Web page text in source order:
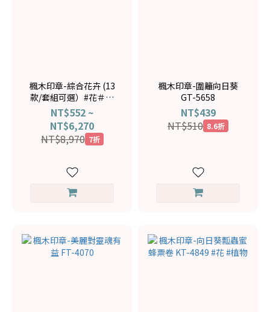
楓木印章-綜合花卉 (13
款/套組可選）#花＃海
棠
NT$552 ~
NT$6,270
NT$8,970 7折
楓木印章-圍籬向日葵
GT-5658
NT$439
NT$510 8.6折